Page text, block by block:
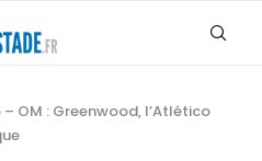
OM : Greenwood, l’Atlético